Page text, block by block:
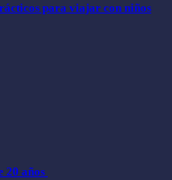
para viajar con niños
20 años